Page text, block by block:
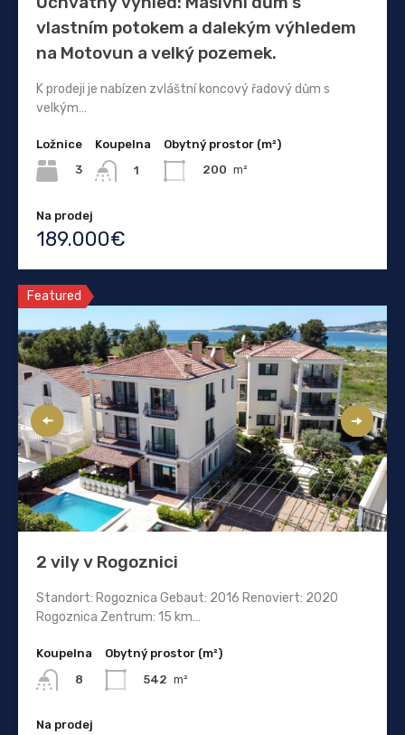
vlastním potokem a dalekým výhledem
na Motovun a velký pozemek.
K prodeji je nabízen zvláštní koncový řadový dům s
velkým…
Ložnice
3
Koupelna
1
Obytný prostor (m²)
200 m²
Na prodej
189.000€
Featured
2 vily v Rogoznici
Standort: Rogoznica Gebaut: 2016 Renoviert: 2020
Rogoznica Zentrum: 15 km…
Koupelna
8
Obytný prostor (m²)
542 m²
Na prodej